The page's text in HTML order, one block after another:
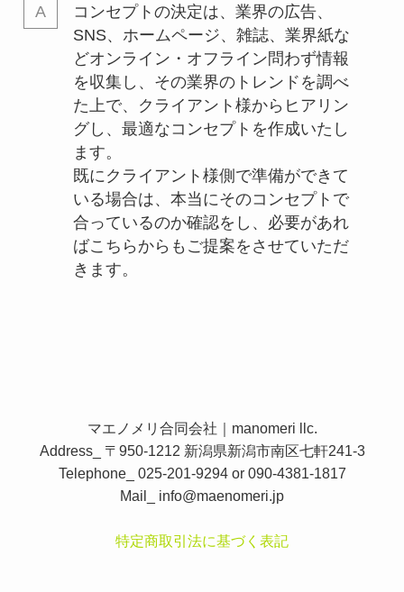
コンセプトの決定は、業界の広告、
SNS、ホームページ、雑誌、業界紙な
どオンライン・オフライン問わず情報
を収集し、その業界のトレンドを調べ
た上で、クライアント様からヒアリン
グし、最適なコンセプトを作成いたし
ます。
既にクライアント様側で準備ができて
いる場合は、本当にそのコンセプトで
合っているのか確認をし、必要があれ
ばこちらからもご提案をさせていただ
きます。
マエノメリ合同会社｜manomeri llc.
Address_ 〒950-1212 新潟県新潟市南区七軒241-3
Telephone_ 025-201-9294 or 090-4381-1817
Mail_ info@maenomeri.jp
特定商取引法に基づく表記